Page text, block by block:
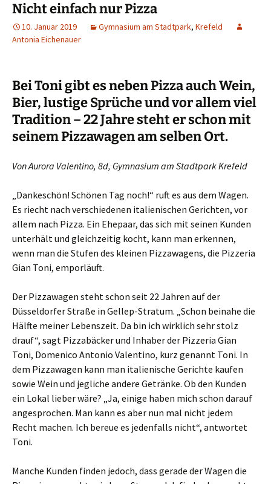
Nicht einfach nur Pizza
10. Januar 2019 Gymnasium am Stadtpark, Krefeld
Antonia Eichenauer
Bei Toni gibt es neben Pizza auch Wein,
Bier, lustige Sprüche und vor allem viel
Tradition – 22 Jahre steht er schon mit
seinem Pizzawagen am selben Ort.
Von Aurora Valentino, 8d, Gymnasium am Stadtpark Krefeld
„Dankeschön! Schönen Tag noch!“ ruft es aus dem Wagen.
Es riecht nach verschiedenen italienischen Gerichten, vor
allem nach Pizza. Ein Ehepaar, das sich mit seinen Kunden
unterhält und gleichzeitig kocht, kann man erkennen,
wenn man die Stufen des kleinen Pizzawagens, die Pizzeria
Gian Toni, emporläuft.
Der Pizzawagen steht schon seit 22 Jahren auf der
Düsseldorfer Straße in Gellep-Stratum. „Schon beinahe die
Hälfte meiner Lebenszeit. Da bin ich wirklich sehr stolz
drauf“, sagt Pizzabäcker und Inhaber der Pizzeria Gian
Toni, Domenico Antonio Valentino, kurz genannt Toni. In
dem Pizzawagen kann man italienische Gerichte kaufen
sowie Wein und jegliche andere Getränke. Ob den Kunden
ein Lokal lieber wäre? „Ja, einige haben mich schon darauf
angesprochen. Man kann es aber nun mal nicht jedem
Recht machen. Ich bereue es jedenfalls nicht“, antwortet
Toni.
Manche Kunden finden jedoch, dass gerade der Wagen die